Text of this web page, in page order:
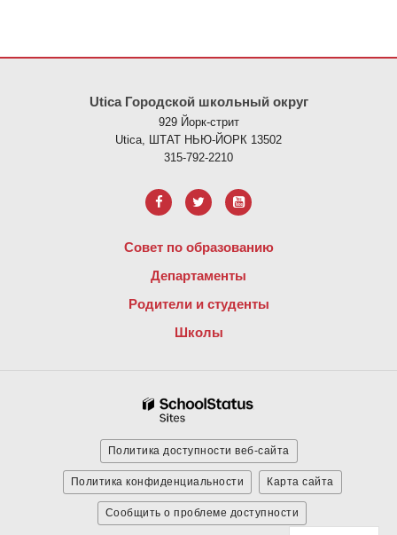
Utica Городской школьный округ
929 Йорк-стрит
Utica, ШТАТ НЬЮ-ЙОРК 13502
315-792-2210
Совет по образованию
Департаменты
Родители и студенты
Школы
Политика доступности веб-сайта
Политика конфиденциальности Карта сайта
Сообщить о проблеме доступности